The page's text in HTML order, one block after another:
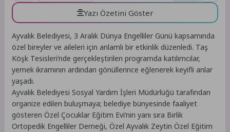
Yazı Özetini Göster
Ayvalık Belediyesi, 3 Aralık Dünya Engelliler Günü kapsamında
özel bireyler ve aileleri için anlamlı bir etkinlik düzenledi. Taş
Köşk Tesisleri’nde gerçekleştirilen programda katılımcılar,
yemek ikramının ardından gönüllerince eğlenerek keyifli anlar
yaşadı.
Ayvalık Belediyesi Sosyal Yardım İşleri Müdürlüğü tarafından
organize edilen buluşmaya; belediye bünyesinde faaliyet
gösteren Özel Çocuklar Eğitim Evi’nin yanı sıra Birlik
Ortopedik Engelliler Derneği, Özel Ayvalık Zeytin Özel Eğitim